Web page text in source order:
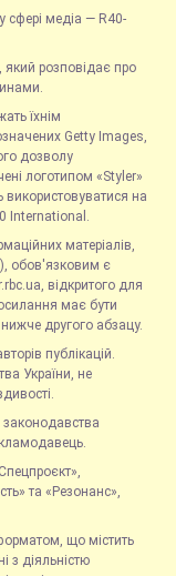
у сфері медіа — R40-
розповідає про
їхнім
Getty Images,
дозволу
логотипом «Styler»
використовуватися на
International.
матеріалів,
обов'язковим є
відкритого для
має бути
другого абзацу.
публікацій.
України, не
законодавства
та «Резонанс»,
що містить
з діяльністю